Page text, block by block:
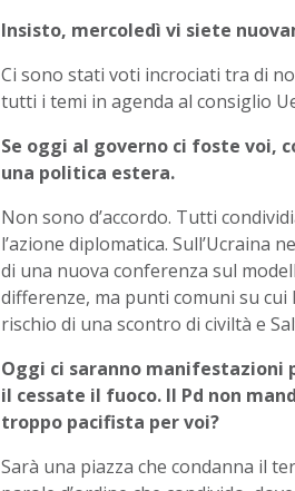
Insisto, mercoledì vi siete
Ci sono stati voti incrociati tra di
tutti i temi in agenda al consiglio
Se oggi al governo ci foste voi,
una politica estera.
Non sono d’accordo. Tutti
l’azione diplomatica. Sull’Ucraina
di una nuova conferenza sul
differenze, ma punti comuni su
rischio di una scontro di civiltà e
Oggi ci saranno manifestazioni
il cessate il fuoco. Il Pd non
troppo pacifista per voi?
Sarà una piazza che condanna il